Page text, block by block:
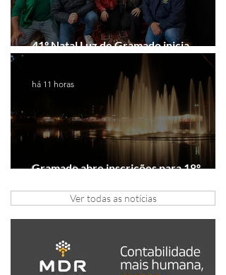
41º Natal Luz de Gramado inicia
Gramado abre inscrições para 18º
há 11 horas
Ver todas as notícias